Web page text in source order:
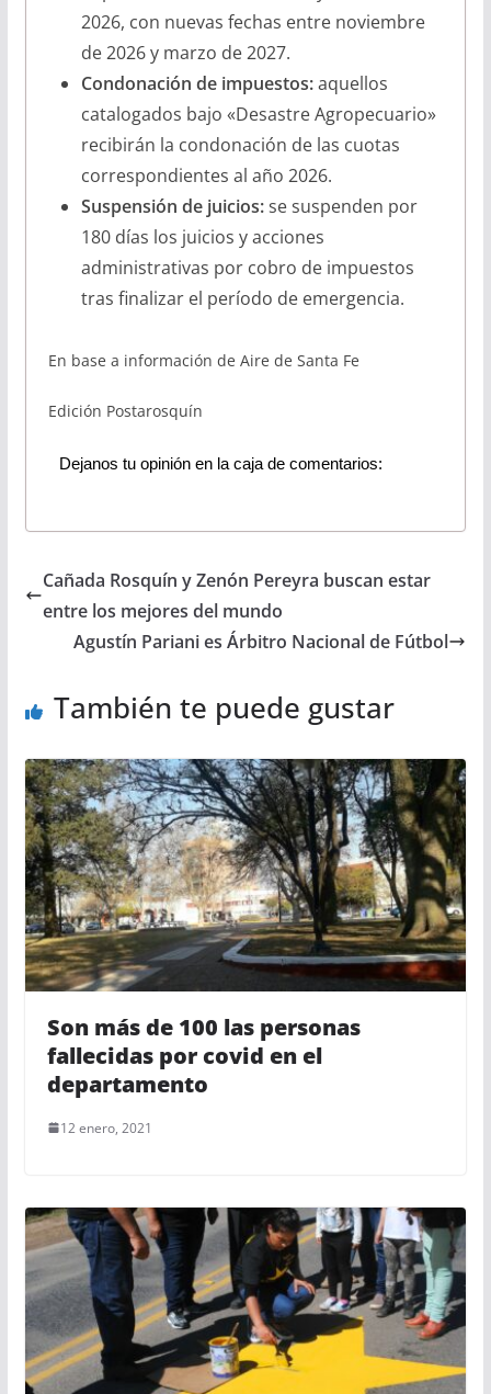
2026, con nuevas fechas entre noviembre
de 2026 y marzo de 2027.
Condonación de impuestos:aquellos
catalogados bajo «Desastre Agropecuario»
recibirán la condonación de las cuotas
correspondientes al año 2026.
Suspensión de juicios:se suspenden por
180 días los juicios y acciones
administrativas por cobro de impuestos
tras finalizar el período de emergencia.
En base a información de Aire de Santa Fe
Edición Postarosquín
Dejanos tu opinión en la caja de comentarios:
Cañada Rosquín y Zenón Pereyra buscan estar
entre los mejores del mundo
Agustín Pariani es Árbitro Nacional de Fútbol
También te puede gustar
Son más de 100 las personas
fallecidas por covid en el
departamento
12 enero, 2021